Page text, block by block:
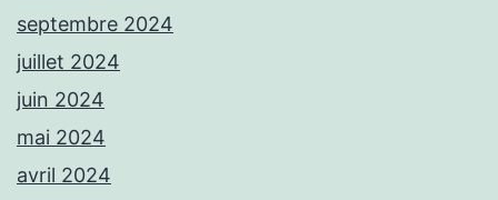
septembre 2024
juillet 2024
juin 2024
mai 2024
avril 2024